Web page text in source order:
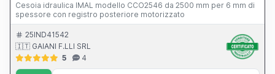
Cesoia idraulica IMAL modello CCO2546 da 2500 mm per 6 mm di
spessore con registro posteriore motorizzato
25IND41542
🇮🇹 GAIANI F.LLI SRL
5
4